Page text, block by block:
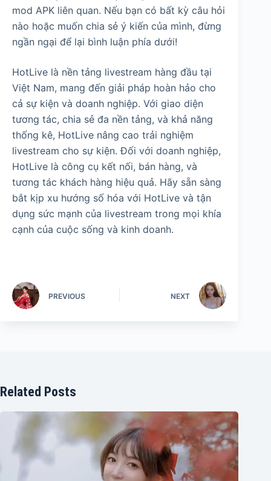
mod APK liên quan. Nếu bạn có bất kỳ câu hỏi
nào hoặc muốn chia sẻ ý kiến của mình, đừng
ngần ngại để lại bình luận phía dưới!
HotLive là nền tảng livestream hàng đầu tại
Việt Nam, mang đến giải pháp hoàn hảo cho
cả sự kiện và doanh nghiệp. Với giao diện
tương tác, chia sẻ đa nền tảng, và khả năng
thống kê, HotLive nâng cao trải nghiệm
livestream cho sự kiện. Đối với doanh nghiệp,
HotLive là công cụ kết nối, bán hàng, và
tương tác khách hàng hiệu quả. Hãy sẵn sàng
bắt kịp xu hướng số hóa với HotLive và tận
dụng sức mạnh của livestream trong mọi khía
cạnh của cuộc sống và kinh doanh.
PREVIOUS NEXT
Related Posts